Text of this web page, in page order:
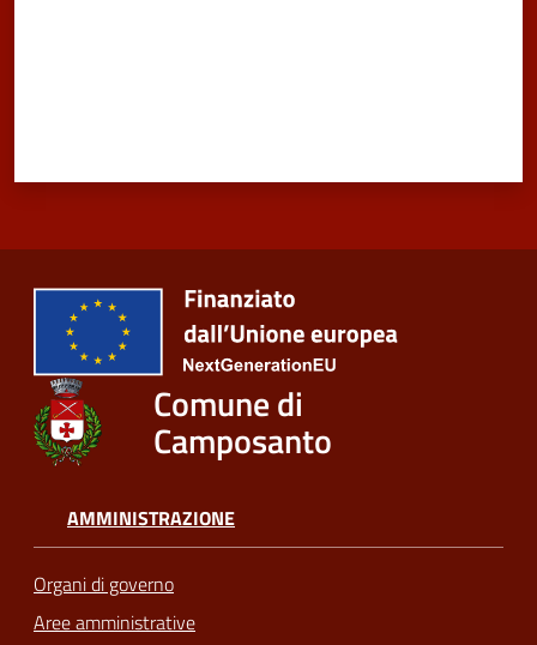
Comune di
Camposanto
AMMINISTRAZIONE
Organi di governo
Aree amministrative